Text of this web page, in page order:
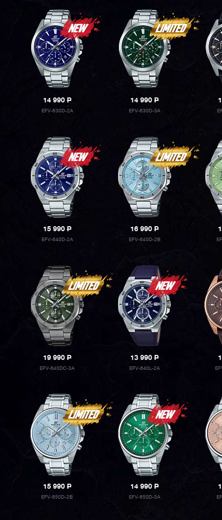
14 990P
EFV-630D-2A
14 990P
EFV-630D-3A
15 990P
EFV-640D-2A
16 990P
EFV-640D-2B
19 990P
EFV-640DC-3A
13 990P
EFV-640L-2A
15 990P
EFV-650D-2B
14 990P
EFV-650D-3A